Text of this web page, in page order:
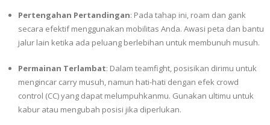
Pertengahan Pertandingan: Pada tahap ini, roam dan gank
secara efektif menggunakan mobilitas Anda. Awasi peta dan bantu
jalur lain ketika ada peluang berlebihan untuk membunuh musuh.
Permainan Terlambat: Dalam teamfight, posisikan dirimu untuk
mengincar carry musuh, namun hati-hati dengan efek crowd
control (CC) yang dapat melumpuhkanmu. Gunakan ultimu untuk
kabur atau mengubah posisi jika diperlukan.